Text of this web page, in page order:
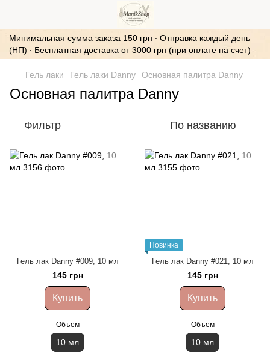
Минимальная сумма заказа 150 грн ∙ Отправка каждый день
(НП) ∙ Бесплатная доставка от 3000 грн (при оплате на счет)
Гель лаки Гель лаки Danny Основная палитра Danny
Основная палитра Danny
Фильтр По названию
Гель лак Danny #009, 10 мл
145 грн
Купить
Объем
10 мл
Новинка
Гель лак Danny #021, 10 мл
145 грн
Купить
Объем
10 мл